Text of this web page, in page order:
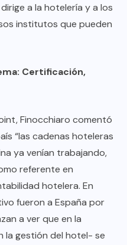
a la hotelería y a los
institutos que pueden
Certificación,
Finocchiaro comentó
“las cadenas hoteleras
ya venían trabajando,
referente en
hotelera. En
fueron a España por
a ver que en la
la gestión del hotel- se